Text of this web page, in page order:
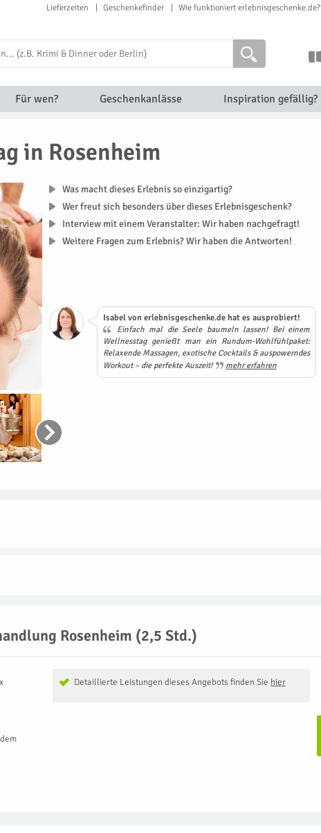
Lieferzeiten Geschenkefinder Wie funktioniert erlebnisgeschenke.de?
Für wen? Geschenkanlässe Inspiration gefällig?
in Rosenheim
Was macht dieses Erlebnis so einzigartig?
Wer freut sich besonders über dieses Erlebnisgeschenk?
Interview mit einem Veranstalter: Wir haben nachgefragt!
Weitere Fragen zum Erlebnis? Wir haben die Antworten!
Isabel von erlebnisgeschenke.de hat es ausprobiert!
Einfach mal die Seele baumeln lassen! Bei einem
Wellnesstag genießt man ein Rundum-Wohlfühlpaket:
Relaxende Massagen, exotische Cocktails & auspowerndes
Workout – die perfekte Auszeit!
mehr erfahren
Rosenheim (2,5 Std.)
Detaillierte Leistungen dieses Angebots finden Sie hier